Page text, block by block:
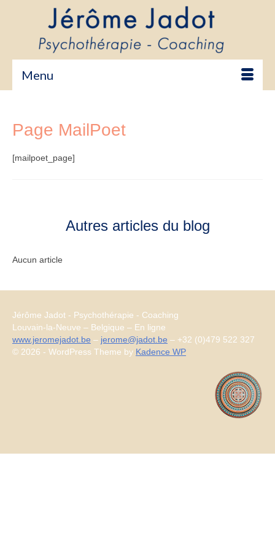
Menu
Page MailPoet
[mailpoet_page]
Autres articles du blog
Aucun article
Jérôme Jadot - Psychothérapie - Coaching
Louvain-la-Neuve – Belgique – En ligne
www.jeromejadot.be – jerome@jadot.be – +32 (0)479 522 327
© 2026 - WordPress Theme by Kadence WP